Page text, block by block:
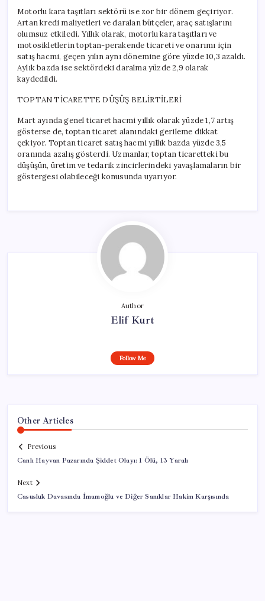
Motorlu kara taşıtları sektörü ise zor bir dönem geçiriyor.
Artan kredi maliyetleri ve daralan bütçeler, araç satışlarını
olumsuz etkiledi. Yıllık olarak, motorlu kara taşıtları ve
motosikletlerin toptan-perakende ticareti ve onarımı için
satış hacmi, geçen yılın aynı dönemine göre yüzde 10,3 azaldı.
Aylık bazda ise sektördeki daralma yüzde 2,9 olarak
kaydedildi.
TOPTAN TİCARETTE DÜŞÜŞ BELİRTİLERİ
Mart ayında genel ticaret hacmi yıllık olarak yüzde 1,7 artış
gösterse de, toptan ticaret alanındaki gerileme dikkat
çekiyor. Toptan ticaret satış hacmi yıllık bazda yüzde 3,5
oranında azalış gösterdi. Uzmanlar, toptan ticaretteki bu
düşüşün, üretim ve tedarik zincirlerindeki yavaşlamaların bir
göstergesi olabileceği konusunda uyarıyor.
Author
Elif Kurt
Follow Me
Other Articles
Previous
Canlı Hayvan Pazarında Şiddet Olayı: 1 Ölü, 13 Yaralı
Next
Casusluk Davasında İmamoğlu ve Diğer Sanıklar Hakim Karşısında